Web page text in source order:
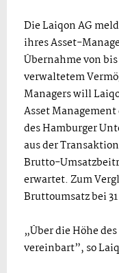
Die Laiqon AG
ihres Asset-
Übernahme von
verwaltetem
Managers will
Asset
des Hamburger
aus der
Brutto-
erwartet. Zum
Bruttoumsatz bei
„Über die Höhe
vereinbart”, so